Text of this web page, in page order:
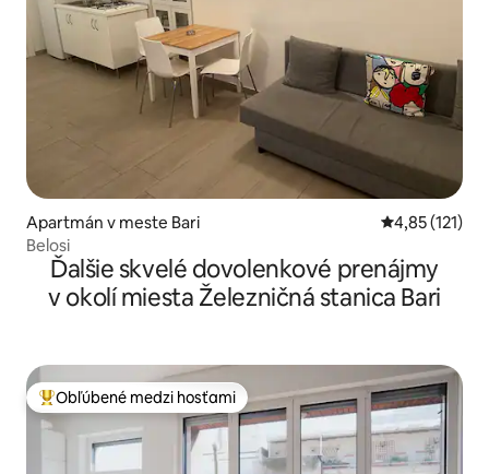
Apartmán v meste Bari Priemerné
4,85 (121)
Belosi
Ďalšie skvelé dovolenkové prenájmy
v okolí miesta Železničná stanica Bari
Najobľúbenejšie medzi hosťami
Obľúbené medzi hosťami